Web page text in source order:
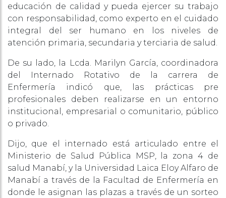
educación de calidad y pueda ejercer su trabajo
con responsabilidad, como experto en el cuidado
integral del ser humano en los niveles de
atención primaria, secundaria y terciaria de salud.
De su lado, la Lcda. Marilyn García, coordinadora
del Internado Rotativo de la carrera de
Enfermería indicó que, las prácticas pre
profesionales deben realizarse en un entorno
institucional, empresarial o comunitario, público
o privado.
Dijo, que el internado está articulado entre el
Ministerio de Salud Pública MSP, la zona 4 de
salud Manabí, y la Universidad Laica Eloy Alfaro de
Manabí a través de la Facultad de Enfermería en
donde le asignan las plazas a través de un sorteo